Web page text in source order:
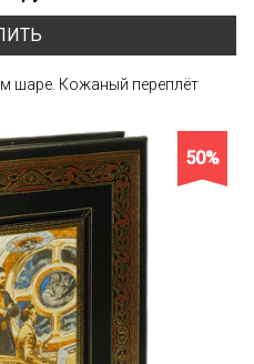
шаре. Кожаный переплёт
50%